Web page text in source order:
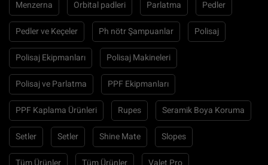
Menzerna Orbital padleri Parlatma Pedler
Pedler ve Keçeler Ph nötr Şampuanlar Polisaj
Polisaj Ekipmanları Polisaj Makineleri
Polisaj ve Parlatma PPF Ekipmanları
PPF Kaplama Ürünleri Rupes Seramik Boya Koruma
Setler Setler Shine Mate Slopes